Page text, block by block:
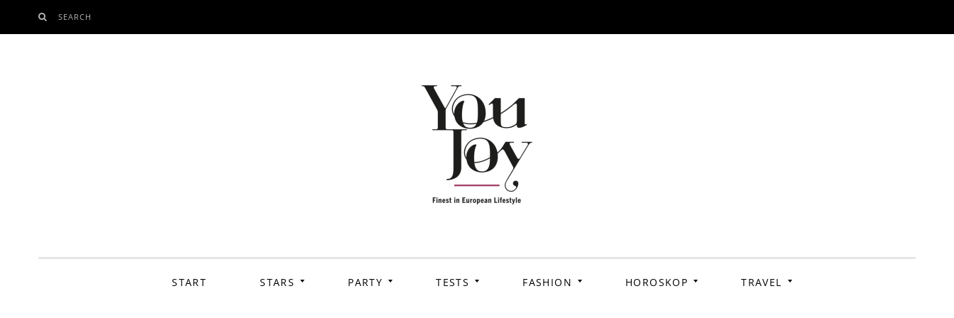
TO
SEARCH
START STARS PARTY TESTS FASHION HOROSKOP TRAVEL